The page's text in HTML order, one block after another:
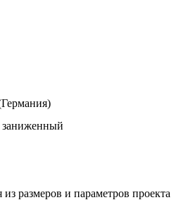
заниженный
размеров и параметров проекта